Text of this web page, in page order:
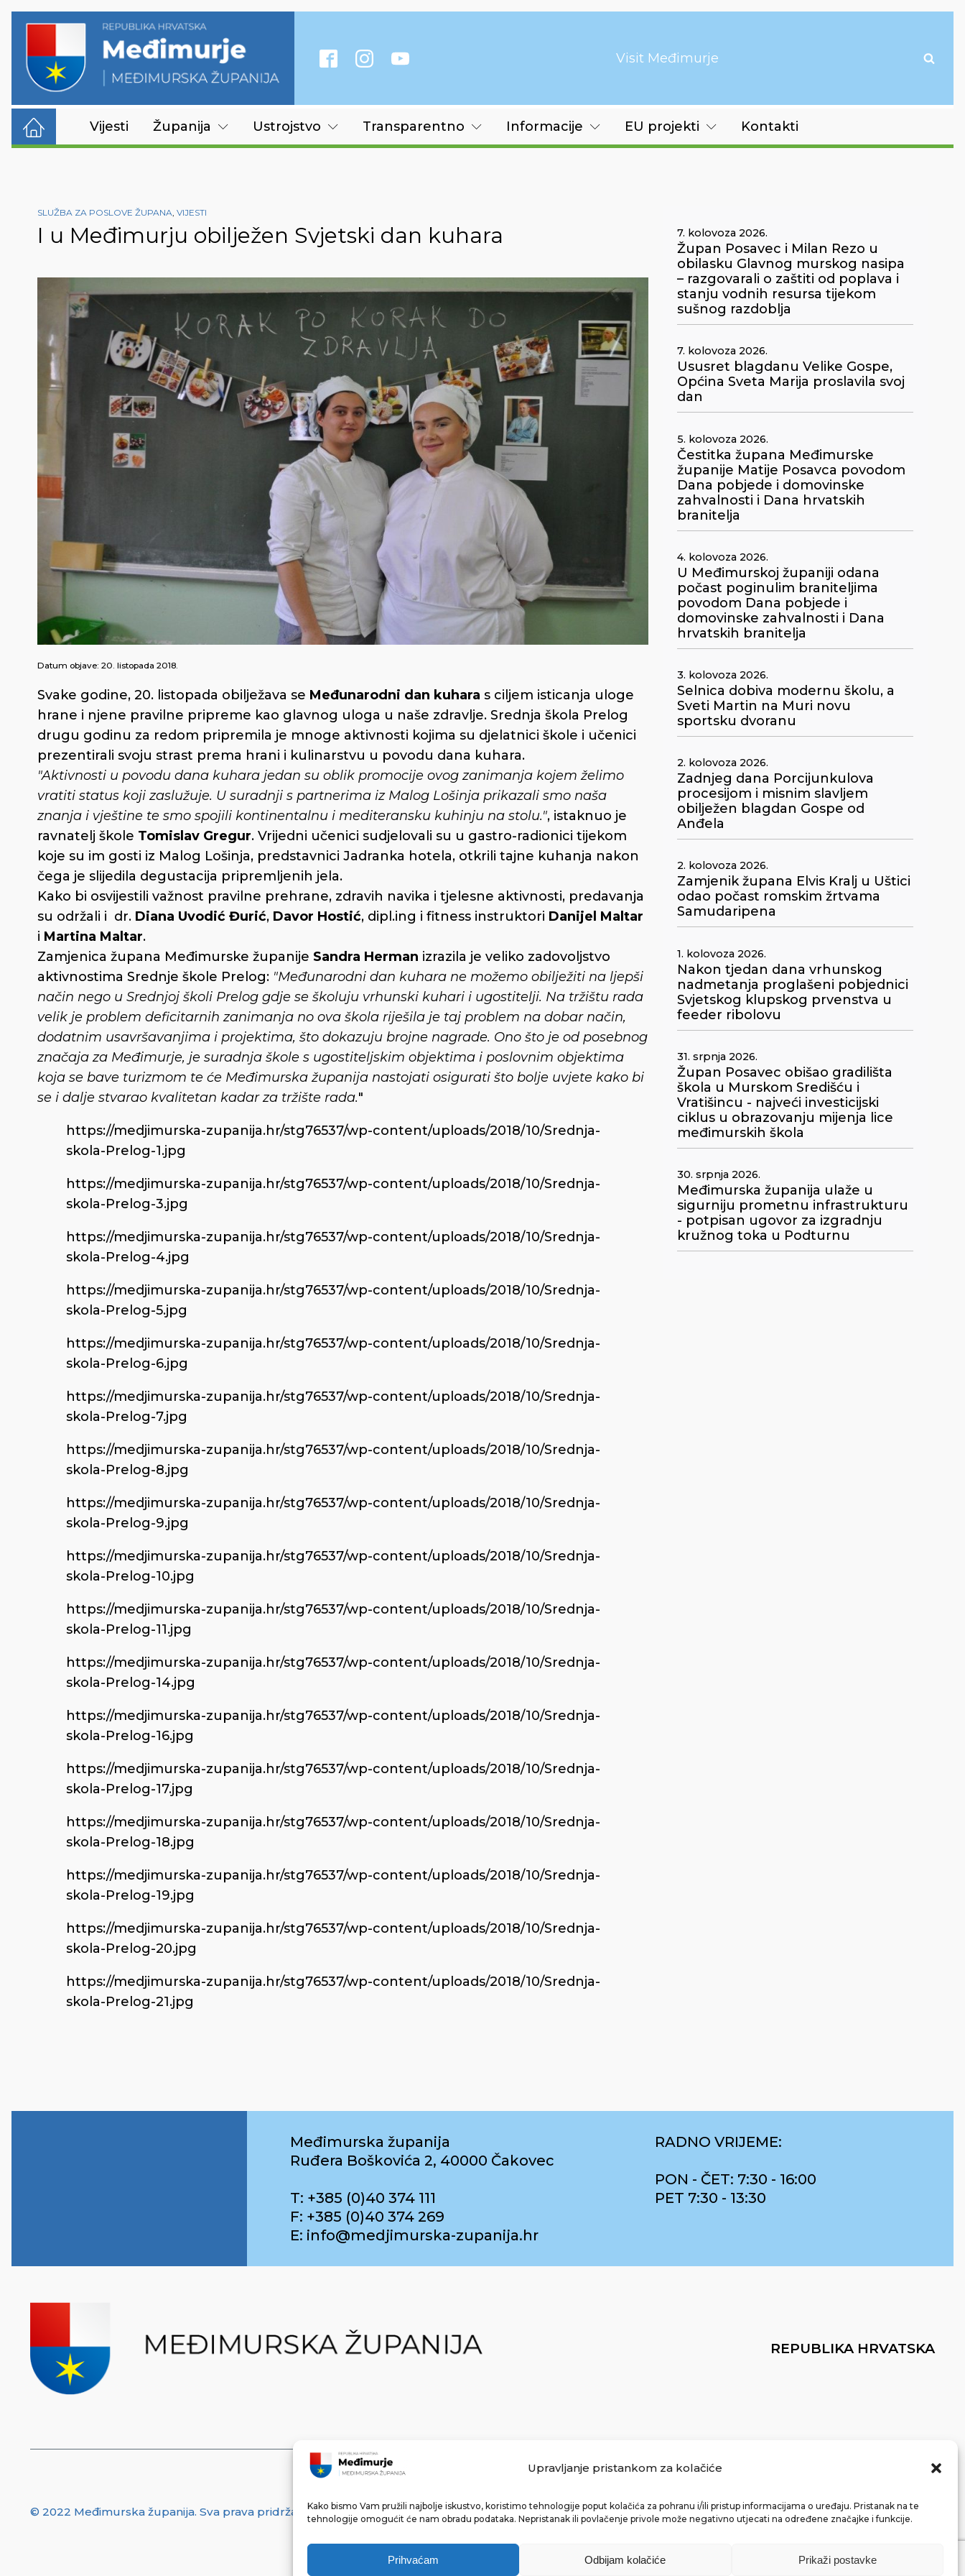
Upravljanje pristankom za kolačiće
Kako bismo Vam pružili najbolje iskustvo, koristimo tehnologije poput kolačića za pohranu i/ili pristup informacijama o uređaju. Pristanak na te
tehnologije omogućit će nam obradu podataka. Nepristanak ili povlačenje privole može negativno utjecati na određene značajke i funkcije.
Prihvaćam Odbijam kolačiće Prikaži postavke
Visit Međimurje
Vijesti Županija Ustrojstvo Transparentno Informacije EU projekti Kontakti
SLUŽBA ZA POSLOVE ŽUPANA, VIJESTI
I u Međimurju obilježen Svjetski dan kuhara
Datum objave: 20. listopada 2018.
Svake godine, 20. listopada obilježava se Međunarodni dan kuhara s ciljem isticanja uloge
hrane i njene pravilne pripreme kao glavnog uloga u naše zdravlje. Srednja škola Prelog
drugu godinu za redom pripremila je mnoge aktivnosti kojima su djelatnici škole i učenici
prezentirali svoju strast prema hrani i kulinarstvu u povodu dana kuhara.
"Aktivnosti u povodu dana kuhara jedan su oblik promocije ovog zanimanja kojem želimo
vratiti status koji zaslužuje. U suradnji s partnerima iz Malog Lošinja prikazali smo naša
znanja i vještine te smo spojili kontinentalnu i mediteransku kuhinju na stolu.", istaknuo je
ravnatelj škole Tomislav Gregur. Vrijedni učenici sudjelovali su u gastro-radionici tijekom
koje su im gosti iz Malog Lošinja, predstavnici Jadranka hotela, otkrili tajne kuhanja nakon
čega je slijedila degustacija pripremljenih jela.
Kako bi osvijestili važnost pravilne prehrane, zdravih navika i tjelesne aktivnosti, predavanja
su održali i dr. Diana Uvodić Đurić, Davor Hostić, dipl.ing i fitness instruktori Danijel Maltar
i Martina Maltar.
Zamjenica župana Međimurske županije Sandra Herman izrazila je veliko zadovoljstvo
aktivnostima Srednje škole Prelog: "Međunarodni dan kuhara ne možemo obilježiti na ljepši
način nego u Srednjoj školi Prelog gdje se školuju vrhunski kuhari i ugostitelji. Na tržištu rada
velik je problem deficitarnih zanimanja no ova škola riješila je taj problem na dobar način,
dodatnim usavršavanjima i projektima, što dokazuju brojne nagrade. Ono što je od posebnog
značaja za Međimurje, je suradnja škole s ugostiteljskim objektima i poslovnim objektima
koja se bave turizmom te će Međimurska županija nastojati osigurati što bolje uvjete kako bi
se i dalje stvarao kvalitetan kadar za tržište rada."
https://medjimurska-zupanija.hr/stg76537/wp-content/uploads/2018/10/Srednja-
skola-Prelog-1.jpg
https://medjimurska-zupanija.hr/stg76537/wp-content/uploads/2018/10/Srednja-
skola-Prelog-3.jpg
https://medjimurska-zupanija.hr/stg76537/wp-content/uploads/2018/10/Srednja-
skola-Prelog-4.jpg
https://medjimurska-zupanija.hr/stg76537/wp-content/uploads/2018/10/Srednja-
skola-Prelog-5.jpg
https://medjimurska-zupanija.hr/stg76537/wp-content/uploads/2018/10/Srednja-
skola-Prelog-6.jpg
https://medjimurska-zupanija.hr/stg76537/wp-content/uploads/2018/10/Srednja-
skola-Prelog-7.jpg
https://medjimurska-zupanija.hr/stg76537/wp-content/uploads/2018/10/Srednja-
skola-Prelog-8.jpg
https://medjimurska-zupanija.hr/stg76537/wp-content/uploads/2018/10/Srednja-
skola-Prelog-9.jpg
https://medjimurska-zupanija.hr/stg76537/wp-content/uploads/2018/10/Srednja-
skola-Prelog-10.jpg
https://medjimurska-zupanija.hr/stg76537/wp-content/uploads/2018/10/Srednja-
skola-Prelog-11.jpg
https://medjimurska-zupanija.hr/stg76537/wp-content/uploads/2018/10/Srednja-
skola-Prelog-14.jpg
https://medjimurska-zupanija.hr/stg76537/wp-content/uploads/2018/10/Srednja-
skola-Prelog-16.jpg
https://medjimurska-zupanija.hr/stg76537/wp-content/uploads/2018/10/Srednja-
skola-Prelog-17.jpg
https://medjimurska-zupanija.hr/stg76537/wp-content/uploads/2018/10/Srednja-
skola-Prelog-18.jpg
https://medjimurska-zupanija.hr/stg76537/wp-content/uploads/2018/10/Srednja-
skola-Prelog-19.jpg
https://medjimurska-zupanija.hr/stg76537/wp-content/uploads/2018/10/Srednja-
skola-Prelog-20.jpg
https://medjimurska-zupanija.hr/stg76537/wp-content/uploads/2018/10/Srednja-
skola-Prelog-21.jpg
7. kolovoza 2026.
Župan Posavec i Milan Rezo u
obilasku Glavnog murskog nasipa
– razgovarali o zaštiti od poplava i
stanju vodnih resursa tijekom
sušnog razdoblja
7. kolovoza 2026.
Ususret blagdanu Velike Gospe,
Općina Sveta Marija proslavila svoj
dan
5. kolovoza 2026.
Čestitka župana Međimurske
županije Matije Posavca povodom
Dana pobjede i domovinske
zahvalnosti i Dana hrvatskih
branitelja
4. kolovoza 2026.
U Međimurskoj županiji odana
počast poginulim braniteljima
povodom Dana pobjede i
domovinske zahvalnosti i Dana
hrvatskih branitelja
3. kolovoza 2026.
Selnica dobiva modernu školu, a
Sveti Martin na Muri novu
sportsku dvoranu
2. kolovoza 2026.
Zadnjeg dana Porcijunkulova
procesijom i misnim slavljem
obilježen blagdan Gospe od
Anđela
2. kolovoza 2026.
Zamjenik župana Elvis Kralj u Uštici
odao počast romskim žrtvama
Samudaripena
1. kolovoza 2026.
Nakon tjedan dana vrhunskog
nadmetanja proglašeni pobjednici
Svjetskog klupskog prvenstva u
feeder ribolovu
31. srpnja 2026.
Župan Posavec obišao gradilišta
škola u Murskom Središću i
Vratišincu - najveći investicijski
ciklus u obrazovanju mijenja lice
međimurskih škola
30. srpnja 2026.
Međimurska županija ulaže u
sigurniju prometnu infrastrukturu
- potpisan ugovor za izgradnju
kružnog toka u Podturnu
Međimurska županija
Ruđera Boškovića 2, 40000 Čakovec
T: +385 (0)40 374 111
F: +385 (0)40 374 269
E: info@medjimurska-zupanija.hr
RADNO VRIJEME:
PON - ČET: 7:30 - 16:00
PET 7:30 - 13:30
REPUBLIKA HRVATSKA
© 2022 Međimurska županija. Sva prava pridržana.Made with ❤ by bg & 3na3.